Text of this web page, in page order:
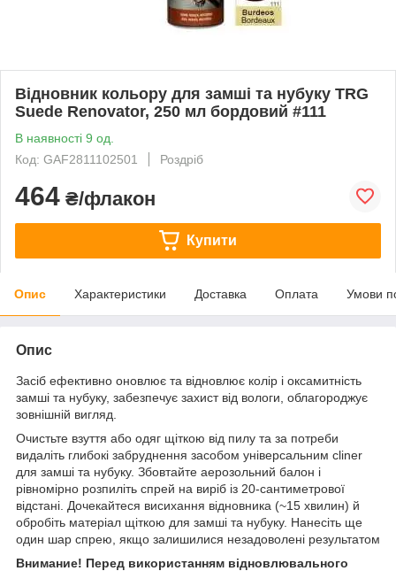
Відновник кольору для замші та нубуку TRG
Suede Renovator, 250 мл бордовий #111
В наявності 9 од.
Код: GAF2811102501
Роздріб
464 ₴/флакон
Купити
Опис Характеристики Доставка Оплата Умови
Опис
Засіб ефективно оновлює та відновлює колір і оксамитність
замші та нубуку, забезпечує захист від вологи, облагороджує
зовнішній вигляд.
Очистьте взуття або одяг щіткою від пилу та за потреби
видаліть глибокі забруднення засобом універсальним cliner
для замші та нубуку. Збовтайте аерозольний балон і
рівномірно розпиліть спрей на виріб із 20-сантиметрової
відстані. Дочекайтеся висихання відновника (~15 хвилин) й
обробіть матеріал щіткою для замші та нубуку. Нанесіть ще
один шар спрею, якщо залишилися незадоволені результатом
Внимание! Перед використанням відновлювального